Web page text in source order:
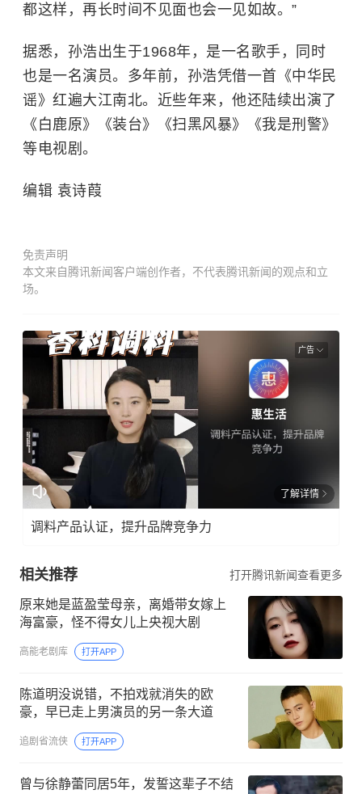
都这样，再长时间不见面也会一见如故。”
据悉，孙浩出生于1968年， 是一名歌手，同时
也是一名演员。 多年前，孙浩凭借一首《中华民
谣》红遍大江南北。近些年来，他还陆续出演了
《白鹿原》
《装台》
《扫黑风暴》《我是刑警》
等电视剧。
编辑 袁诗葭
免责声明
本文来自腾讯新闻客户端创作者，不代表腾讯新闻的观点和立
场。
广告
了解详情
调料产品认证，提升品牌竞争力
相关推荐 打开腾讯新闻查看更多
原来她是蓝盈莹母亲，离婚带女嫁上
海富豪，怪不得女儿上央视大剧
高能老剧库 打开APP
陈道明没说错，不拍戏就消失的欧
豪，早已走上男演员的另一条大道
追剧省流侠 打开APP
曾与徐静蕾同居5年，发誓这辈子不结